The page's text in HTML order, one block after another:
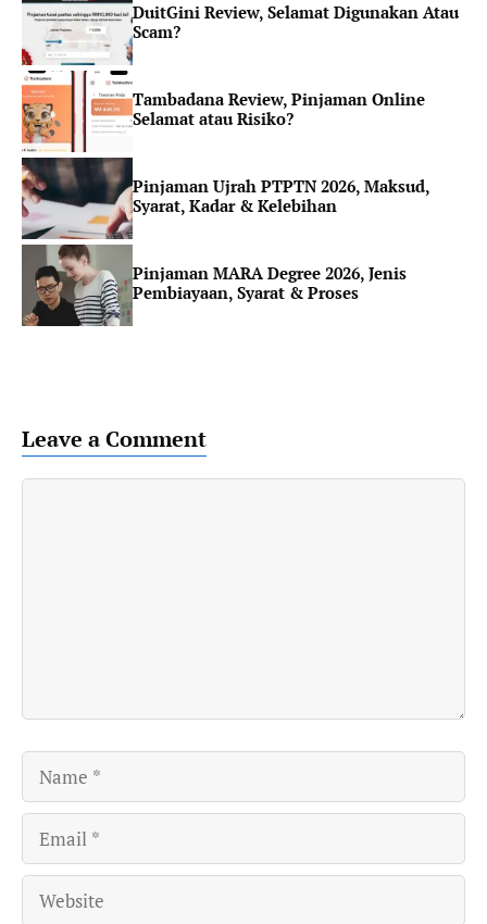
DuitGini Review, Selamat Digunakan Atau
Scam?
Tambadana Review, Pinjaman Online
Selamat atau Risiko?
Pinjaman Ujrah PTPTN 2026, Maksud,
Syarat, Kadar & Kelebihan
Pinjaman MARA Degree 2026, Jenis
Pembiayaan, Syarat & Proses
Leave a Comment
Website